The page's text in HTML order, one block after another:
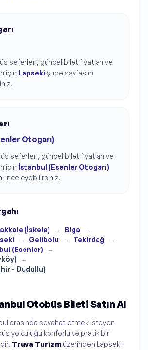
seferleri, güncel bilet fiyatları ve
için Lapseki şube sayfasını
Otogarı)
seferleri, güncel bilet fiyatları ve
için İstanbul (Esenler Otogarı)
inceleyebilirsiniz.
(İskele) → Biga
→
→ Gelibolu → Tekirdağ
→
(Esenler)
→
→
- Dudullu)
Otobüs Bileti Satın Al
arasında seyahat etmek isteyen
yolculuğu konforlu ve pratik bir
Truva Turizm üzerinden Lapseki